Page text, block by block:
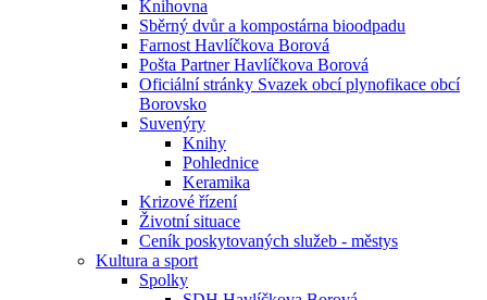
Knihovna
Sběrný dvůr a kompostárna bioodpadu
Farnost Havlíčkova Borová
Pošta Partner Havlíčkova Borová
Oficiální stránky Svazek obcí plynofikace obcí
Borovsko
Suvenýry
Knihy
Pohlednice
Keramika
Krizové řízení
Životní situace
Ceník poskytovaných služeb - městys
Kultura a sport
Spolky